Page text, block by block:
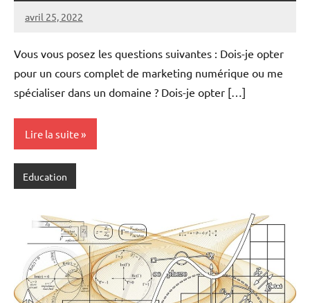
avril 25, 2022
Maria
Vous vous posez les questions suivantes : Dois-je opter
pour un cours complet de marketing numérique ou me
spécialiser dans un domaine ? Dois-je opter […]
Lire la suite
Education